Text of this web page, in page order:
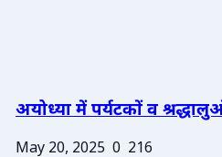
अयोध्या में पर्यटकों व
May 20, 2025 0 216